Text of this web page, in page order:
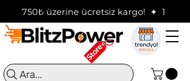
750₺ üzerine ücretsiz kargo!  ✦
Ara...